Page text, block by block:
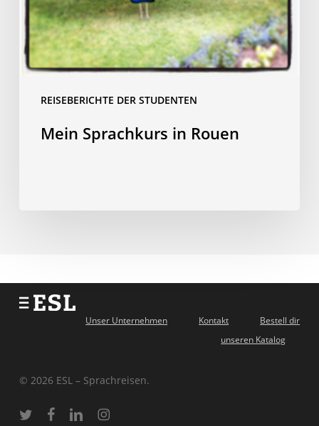
REISEBERICHTE DER STUDENTEN
Mein Sprachkurs in Rouen
Unser Unternehmen Kontakt
Bestell dir
unseren Katalog
© 2026 ESL – Sprachreisen.
twitterfacebooklinkedininstagram